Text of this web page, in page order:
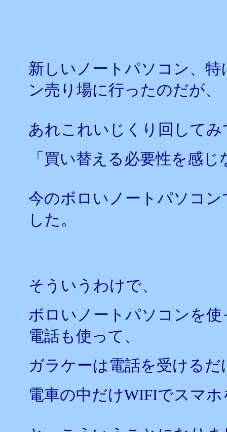
新しいノートパソコン、特
ン売り場に行ったのだが、
あれこれいじくり回して
「買い替える必要性を感
今のボロいノートパソコ
した。
そういうわけで、
ボロいノートパソコンを
電話も使って、
ガラケーは電話を受ける
電車の中だけWIFIでスマ